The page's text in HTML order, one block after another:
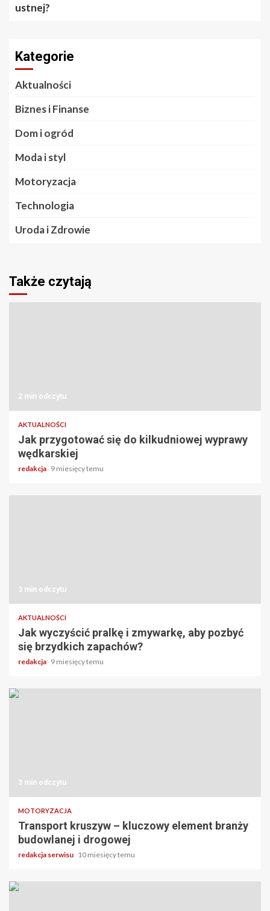
ustnej?
Kategorie
Aktualności
Biznes i Finanse
Dom i ogród
Moda i styl
Motoryzacja
Technologia
Uroda i Zdrowie
Także czytają
2 min odczytu
AKTUALNOŚCI
Jak przygotować się do kilkudniowej wyprawy
wędkarskiej
redakcja 9 miesięcy temu
3 min odczytu
AKTUALNOŚCI
Jak wyczyścić pralkę i zmywarkę, aby pozbyć
się brzydkich zapachów?
redakcja 9 miesięcy temu
3 min odczytu
MOTORYZACJA
Transport kruszyw – kluczowy element branży
budowlanej i drogowej
redakcja serwisu 10 miesięcy temu